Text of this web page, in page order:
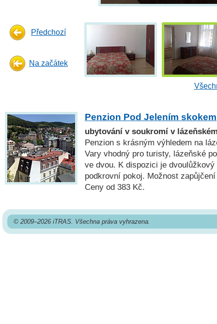
Předchozí
Na začátek
Penzion Pod Jelením skokem
ubytování v soukromí v
Penzion s krásným výhledem na
Vary vhodný pro turisty, lázeňské
ve dvou. K dispozici je
podkrovní pokoj. Možnost
Ceny od 383 Kč.
© 2009–2026 iTRAS. Všechna práva vyhrazena.